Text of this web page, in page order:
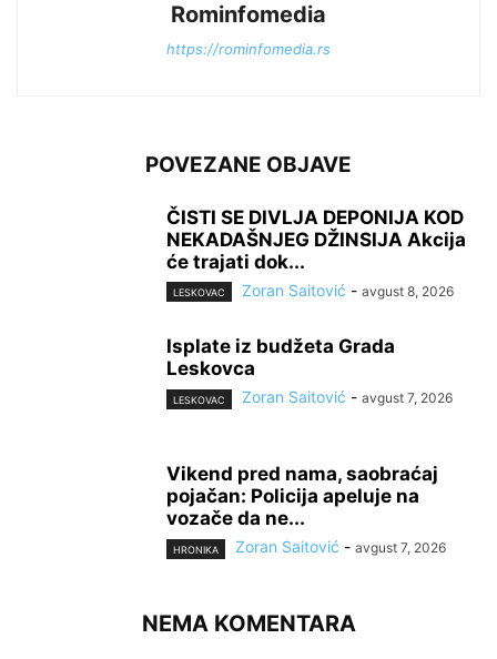
Rominfomedia
https://rominfomedia.rs
POVEZANE OBJAVE
ČISTI SE DIVLJA DEPONIJA KOD
NEKADAŠNJEG DŽINSIJA Akcija
će trajati dok...
LESKOVAC Zoran Saitović - avgust 8, 2026
Isplate iz budžeta Grada
Leskovca
LESKOVAC Zoran Saitović - avgust 7, 2026
Vikend pred nama, saobraćaj
pojačan: Policija apeluje na
vozače da ne...
HRONIKA Zoran Saitović - avgust 7, 2026
NEMA KOMENTARA